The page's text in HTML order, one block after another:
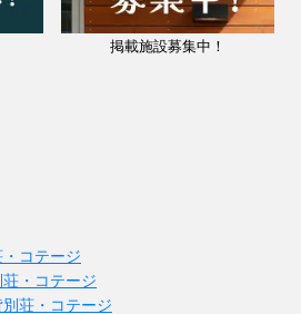
掲載施設募集中！
コテージ
・コテージ
荘・コテージ